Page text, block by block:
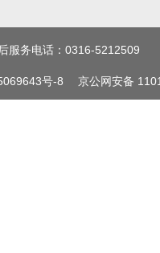
服务电话：0316-5212509
号-8 京公网安备